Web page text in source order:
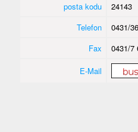
posta kodu
24143
Telefon
0431/
Fax
0431/7
E-Mail